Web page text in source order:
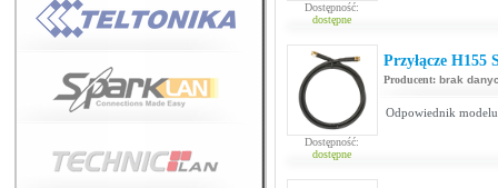
Dostępność:
dostępne
Dostępność:
dostępne
Przyłącze
Producent: brak
Odpowiednik